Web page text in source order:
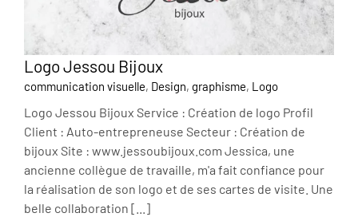
Logo Jessou Bijoux
communication visuelle, Design, graphisme, Logo
Logo Jessou Bijoux Service : Création de logo Profil
Client : Auto-entrepreneuse Secteur : Création de
bijoux Site : www.jessoubijoux.com Jessica, une
ancienne collègue de travaille, m'a fait confiance pour
la réalisation de son logo et de ses cartes de visite. Une
belle collaboration [...]